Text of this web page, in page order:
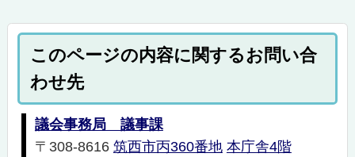
このページの内容に関するお問い合
わせ先
議会事務局 議事課
〒308-8616 筑西市丙360番地 本庁舎4階